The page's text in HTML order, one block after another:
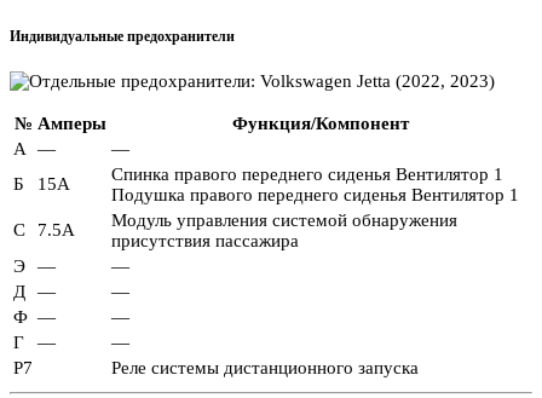
Индивидуальные предохранители
№ Амперы
Функция/Компонент
А
—
—
Б
15А
Спинка правого переднего сиденья Вентилятор 1
Подушка правого переднего сиденья Вентилятор 1
С
7.5А
Модуль управления системой обнаружения
присутствия пассажира
Э
—
—
Д
—
—
Ф —
—
Г
—
—
Р7
Реле системы дистанционного запуска